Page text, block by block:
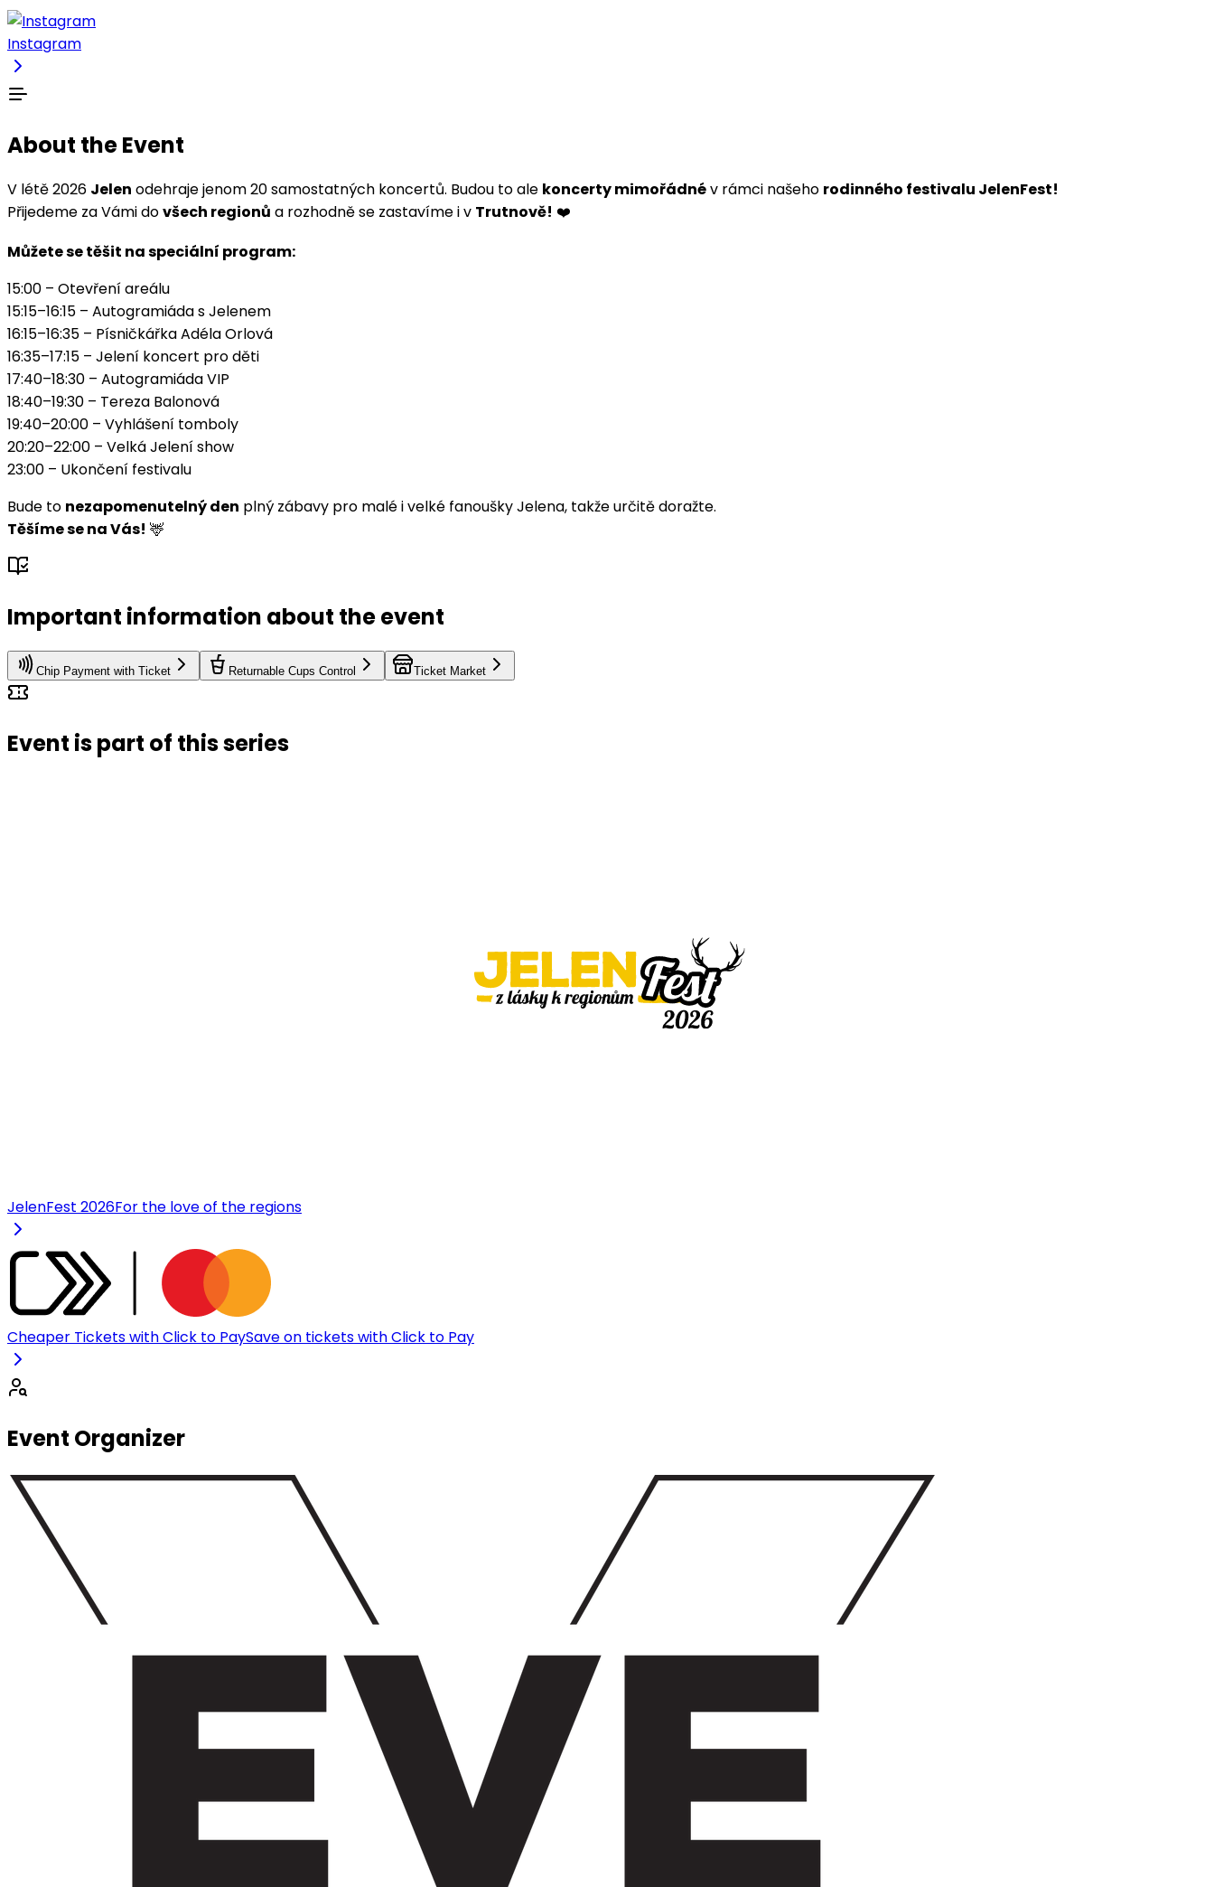
Instagram
About the Event
V létě 2026 Jelen odehraje jenom 20 samostatných koncertů. Budou to ale koncerty mimořádnév rámci našeho rodinného festivalu JelenFest!
Přijedeme za Vámi dovšech regionů a rozhodně se zastavíme i v Trutnově! ❤️
Můžete se těšit na speciální program:
15:00 – Otevření areálu
15:15–16:15 – Autogramiáda s Jelenem
16:15–16:35 – Písničkářka Adéla Orlová
16:35–17:15 – Jelení koncert pro děti
17:40–18:30 – Autogramiáda VIP
18:40–19:30 – Tereza Balonová
19:40–20:00 – Vyhlášení tomboly
20:20–22:00 – Velká Jelení show
23:00 – Ukončení festivalu
Bude to nezapomenutelný den plný zábavy pro malé i velké fanoušky Jelena, takže určitě doražte.
Těšíme se na Vás! 🦌
Important information about the event
Chip Payment with Ticket Returnable Cups Control Ticket Market
Event is part of this series
JelenFest 2026For the love of the regions
Cheaper Tickets with Click to PaySave on tickets with Click to Pay
Event Organizer